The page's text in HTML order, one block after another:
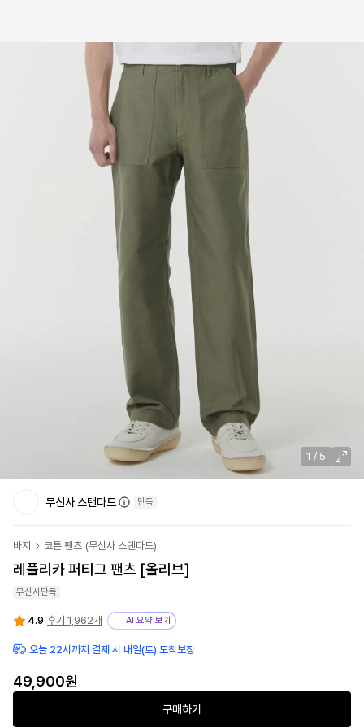
1 / 5
무신사 스탠다드 단독
바지 코튼 팬츠 (무신사 스탠다드)
레플리카 퍼티그 팬츠 [올리브]
무신사단독
4.9 후기 1,962개 AI 요약 보기
오늘 22시까지 결제 시 내일(토) 도착보장
49,900원
구매하기